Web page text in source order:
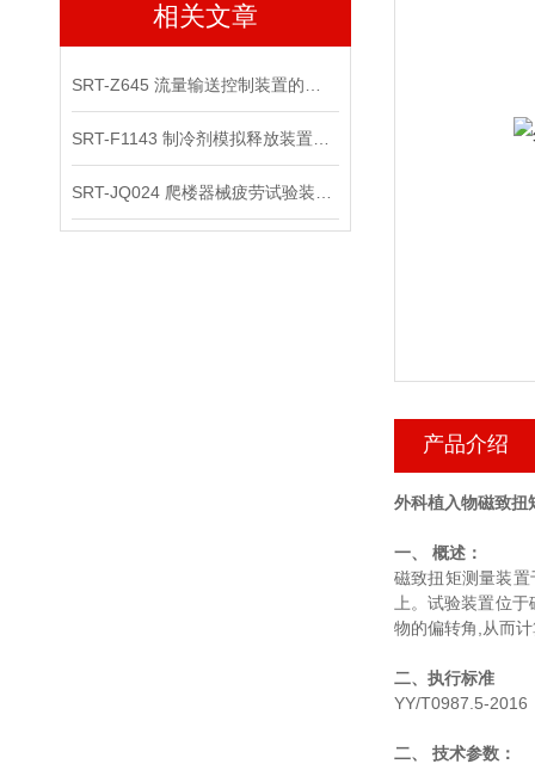
相关文章
产品介绍
外科植入物磁致
一、 概述：
磁致扭矩测量装
上。试验装置位
物的偏转角,从而
二、执行标准
YY/T0987.5-2016
二、 技术参数：